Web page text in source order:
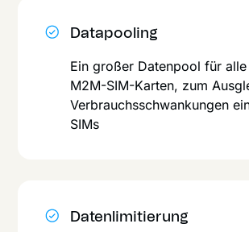
Datapooling
Ein großer Datenpool für
M2M-SIM-Karten, zum
Verbrauchsschwan­kungen
SIMs
Datenlimitierung